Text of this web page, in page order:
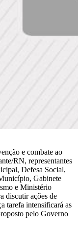
e combate ao
RN, representantes
Defesa Social,
Gabinete
e Ministério
discutir ações de
tarefa intensificará as
pelo Governo